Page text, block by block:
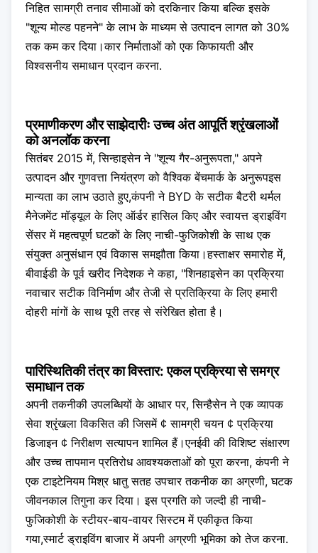
निहित सामग्री तनाव सीमाओं को दरकिनार किया बल्कि इसके
"शून्य मोल्ड पहनने" के लाभ के माध्यम से उत्पादन लागत को 30%
तक कम कर दिया।कार निर्माताओं को एक किफायती और
विश्वसनीय समाधान प्रदान करना.
प्रमाणीकरण और साझेदारीः उच्च अंत आपूर्ति श्रृंखलाओं
को अनलॉक करना
सितंबर 2015 में, सिन्हाइसेन ने "शून्य गैर-अनुरूपता," अपने
उत्पादन और गुणवत्ता नियंत्रण को वैश्विक बेंचमार्क के अनुरूपइस
मान्यता का लाभ उठाते हुए,कंपनी ने BYD के सटीक बैटरी थर्मल
मैनेजमेंट मॉड्यूल के लिए ऑर्डर हासिल किए और स्वायत्त ड्राइविंग
सेंसर में महत्वपूर्ण घटकों के लिए नाची-फुजिकोशी के साथ एक
संयुक्त अनुसंधान एवं विकास समझौता किया।हस्ताक्षर समारोह में,
बीवाईडी के पूर्व खरीद निदेशक ने कहा, "शिनहाइसेन का प्रक्रिया
नवाचार सटीक विनिर्माण और तेजी से प्रतिक्रिया के लिए हमारी
दोहरी मांगों के साथ पूरी तरह से संरेखित होता है।
पारिस्थितिकी तंत्र का विस्तार: एकल प्रक्रिया से समग्र
समाधान तक
अपनी तकनीकी उपलब्धियों के आधार पर, सिन्हैसेन ने एक व्यापक
सेवा श्रृंखला विकसित की जिसमें ¢ सामग्री चयन ¢ प्रक्रिया
डिजाइन ¢ निरीक्षण सत्यापन शामिल हैं।एनईवी की विशिष्ट संक्षारण
और उच्च तापमान प्रतिरोध आवश्यकताओं को पूरा करना, कंपनी ने
एक टाइटेनियम मिश्र धातु सतह उपचार तकनीक का अग्रणी, घटक
जीवनकाल तिगुना कर दिया। इस प्रगति को जल्दी ही नाची-
फुजिकोशी के स्टीयर-बाय-वायर सिस्टम में एकीकृत किया
गया,स्मार्ट ड्राइविंग बाजार में अपनी अग्रणी भूमिका को तेज करना.